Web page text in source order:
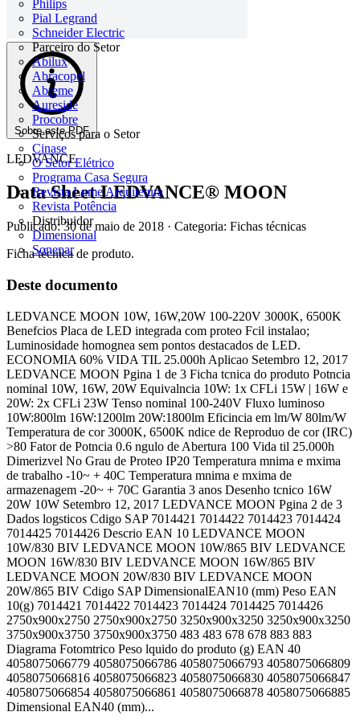
Philips
Pial Legrand
Schneider Electric
Parceiro do Setor
Abilux
Abracopel
Abreme
Aureside
Procobre
Serviços para o Setor
Cinase
O Setor Elétrico
Programa Casa Segura
Revista Lume Arquitetura
Revista Potência
Distribuidor
Dimensional
Sonepar
Sobre este PDF
LEDVANCE
Data Sheet LEDVANCE® MOON
Publicado: 30 de maio de 2018 · Categoria: Fichas técnicas
Ficha técnica de produto.
Deste documento
LEDVANCE MOON 10W, 16W,20W 100-220V 3000K, 6500K
Benefcios Placa de LED integrada com proteo Fcil instalao;
Luminosidade homognea sem pontos destacados de LED.
ECONOMIA 60% VIDA TIL 25.000h Aplicao Setembro 12, 2017
LEDVANCE MOON Pgina 1 de 3 Ficha tcnica do produto Potncia
nominal 10W, 16W, 20W Equivalncia 10W: 1x CFLi 15W | 16W e
20W: 2x CFLi 23W Tenso nominal 100-240V Fluxo luminoso
10W:800lm 16W:1200lm 20W:1800lm Eficincia em lm/W 80lm/W
Temperatura de cor 3000K, 6500K ndice de Reproduo de cor (IRC)
>80 Fator de Potncia 0.6 ngulo de Abertura 100 Vida til 25.000h
Dimerizvel No Grau de Proteo IP20 Temperatura mnima e mxima
de trabalho -10~ + 40C Temperatura mnima e mxima de
armazenagem -20~ + 70C Garantia 3 anos Desenho tcnico 16W
20W 10W Setembro 12, 2017 LEDVANCE MOON Pgina 2 de 3
Dados logsticos Cdigo SAP 7014421 7014422 7014423 7014424
7014425 7014426 Descrio EAN 10 LEDVANCE MOON
10W/830 BIV LEDVANCE MOON 10W/865 BIV LEDVANCE
MOON 16W/830 BIV LEDVANCE MOON 16W/865 BIV
LEDVANCE MOON 20W/830 BIV LEDVANCE MOON
20W/865 BIV Cdigo SAP DimensionalEAN10 (mm) Peso EAN
10(g) 7014421 7014422 7014423 7014424 7014425 7014426
2750x900x2750 2750x900x2750 3250x900x3250 3250x900x3250
3750x900x3750 3750x900x3750 483 483 678 678 883 883
Diagrama Fotomtrico Peso lquido do produto (g) EAN 40
4058075066779 4058075066786 4058075066793 4058075066809
4058075066816 4058075066823 4058075066830 4058075066847
4058075066854 4058075066861 4058075066878 4058075066885
Dimensional EAN40 (mm)...